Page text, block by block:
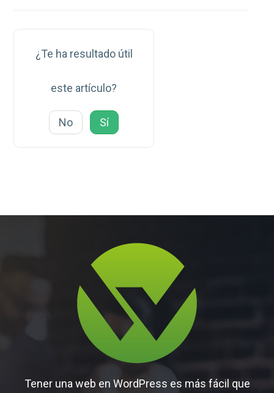
¿Te ha resultado útil
este artículo?
No Sí
Tener una web en WordPress es más fácil que